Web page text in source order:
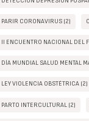
PARIR CORONAVIRUS (2)
II ENCUENTRO NACIONAL DEL
DÍA MUNDIAL SALUD MENTAL
LEY VIOLENCIA OBSTÉTRICA (2)
PARTO INTERCULTURAL (2)